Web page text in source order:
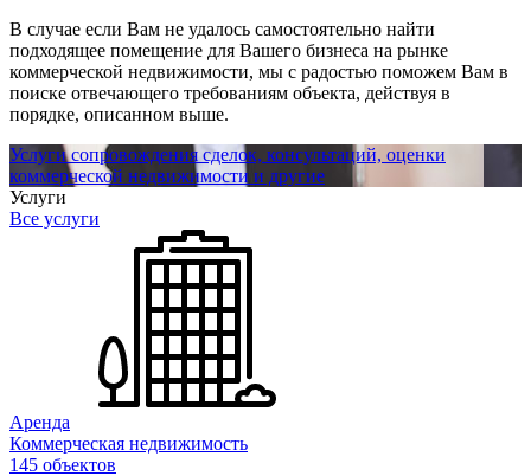
В случае если Вам не удалось самостоятельно найти
подходящее помещение для Вашего бизнеса на рынке
коммерческой недвижимости, мы с радостью поможем Вам в
поиске отвечающего требованиям объекта, действуя в
порядке, описанном выше.
Услуги сопровождения сделок, консультаций, оценки
коммерческой недвижимости и другие
Услуги
Все услуги
Аренда
Коммерческая недвижимость
145 объектов